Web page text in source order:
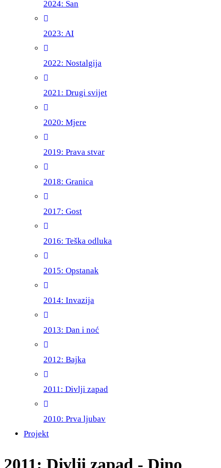
2024: San
2023: AI
2022: Nostalgija
2021: Drugi svijet
2020: Mjere
2019: Prava stvar
2018: Granica
2017: Gost
2016: Teška odluka
2015: Opstanak
2014: Invazija
2013: Dan i noć
2012: Bajka
2011: Divlji zapad
2010: Prva ljubav
Projekt
2011: Divlji zapad - Dino